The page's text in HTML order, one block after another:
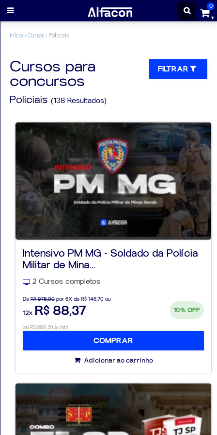
0
ENTRAR
CADASTRE-
SE
gratuitos
Apostilas
ALFAQUIZ
Aulas
VIVO
GRATUITAS!
Início › Cursos › Policiais
Cursos para
concursos
FILTRAR
Policiais (138 Resultados)
Intensivo PM MG - Soldado da Polícia
Militar de Mina...
2 Cursos completos
De R$ 978,00 por 6X de R$ 146,70 ou
12x R$ 88,37 10% OFF
ou R$ 880,20 à vista
COMPRAR
Adicionar ao carrinho